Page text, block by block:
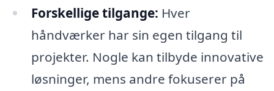
Forskellige tilgange: Hver
håndværker har sin egen tilgang til
projekter. Nogle kan tilbyde innovative
løsninger, mens andre fokuserer på